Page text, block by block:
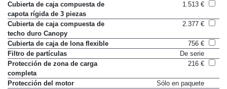
Cubierta de caja compuesta de
capota rígida de 3 piezas
1.513 €
Cubierta de caja compuesta de
techo duro Canopy
2.377 €
Cubierta de caja de lona flexible
756 €
Filtro de partículas
De serie
Protección de zona de carga
completa
216 €
Protección del motor
Sólo en paquete